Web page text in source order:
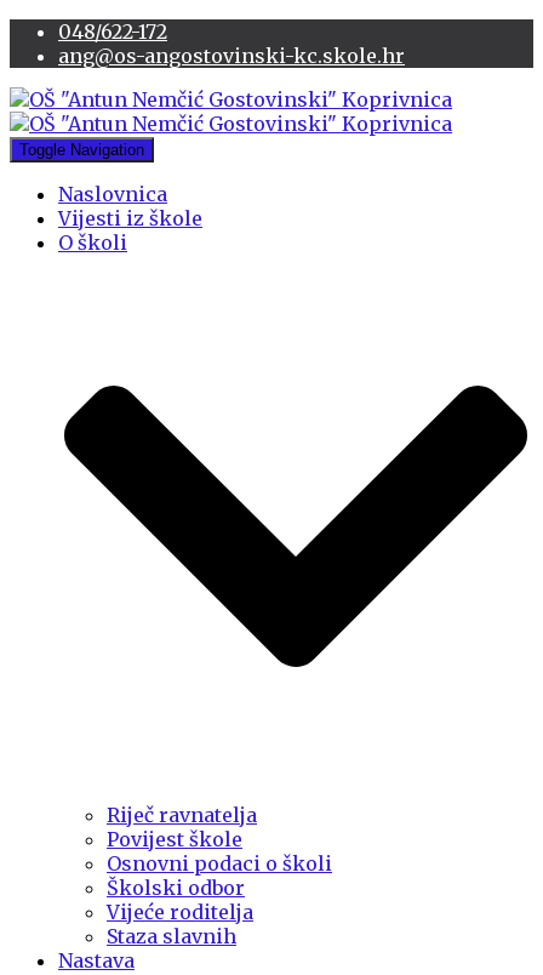
048/622-172
ang@os-angostovinski-kc.skole.hr
Toggle Navigation
Naslovnica
Vijesti iz škole
O školi
Riječ ravnatelja
Povijest škole
Osnovni podaci o školi
Školski odbor
Vijeće roditelja
Staza slavnih
Nastava